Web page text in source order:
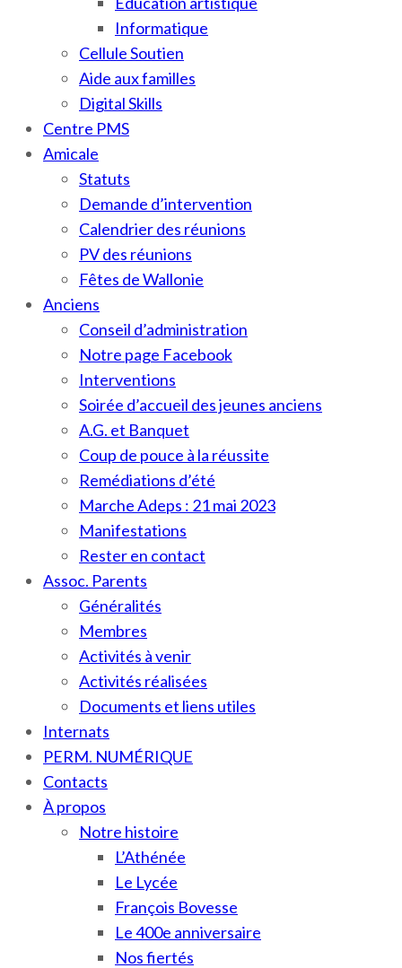
Informatique
Cellule Soutien
Aide aux familles
Digital Skills
Centre PMS
Amicale
Statuts
Demande d’intervention
Calendrier des réunions
PV des réunions
Fêtes de Wallonie
Anciens
Conseil d’administration
Notre page Facebook
Interventions
Soirée d’accueil des jeunes anciens
A.G. et Banquet
Coup de pouce à la réussite
Remédiations d’été
Marche Adeps : 21 mai 2023
Manifestations
Rester en contact
Assoc. Parents
Généralités
Membres
Activités à venir
Activités réalisées
Documents et liens utiles
Internats
PERM. NUMÉRIQUE
Contacts
À propos
Notre histoire
L’Athénée
Le Lycée
François Bovesse
Le 400e anniversaire
Nos fiertés